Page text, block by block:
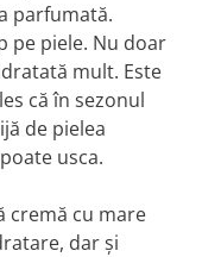
parfumată.
pe piele. Nu doar
mult. Este
că în sezonul
de pielea
usca.
cremă cu mare
dar și